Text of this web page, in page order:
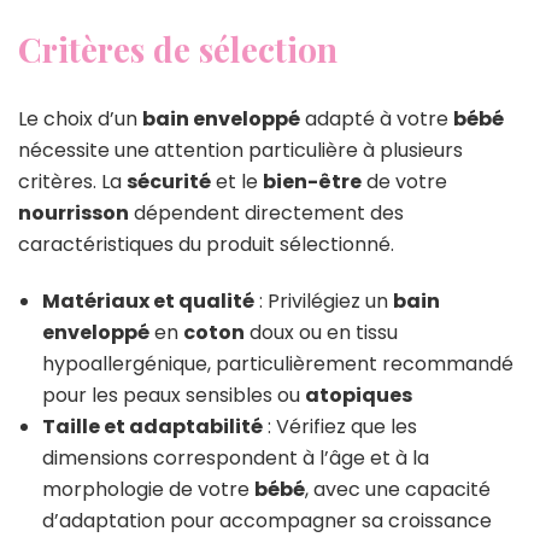
Critères de sélection
Le choix d’un bain enveloppéadapté à votre bébé
nécessite une attention particulière à plusieurs
critères. Lasécuritéet le bien-êtrede votre
nourrisson dépendent directement des
caractéristiques du produit sélectionné.
Matériaux et qualité: Privilégiez un bain
enveloppéen coton doux ou en tissu
hypoallergénique, particulièrement recommandé
pour les peaux sensibles ou atopiques
Taille et adaptabilité: Vérifiez que les
dimensions correspondent à l’âge et à la
morphologie de votre bébé, avec une capacité
d’adaptation pour accompagner sa croissance